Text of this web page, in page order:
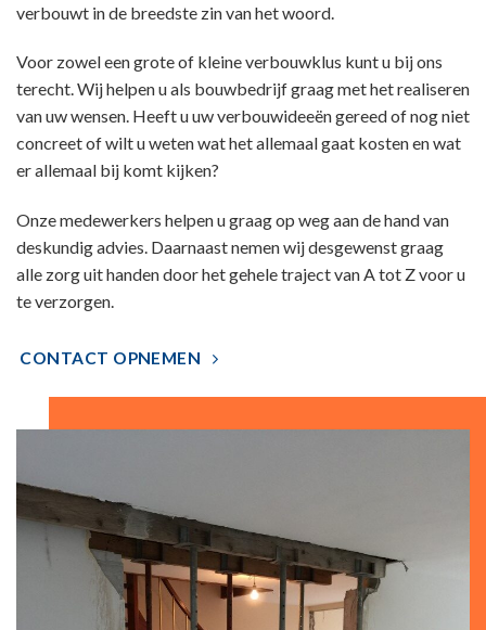
verbouwt in de breedste zin van het woord.
Voor zowel een grote of kleine verbouwklus kunt u bij ons
terecht. Wij helpen u als bouwbedrijf graag met het realiseren
van uw wensen. Heeft u uw verbouwideeën gereed of nog niet
concreet of wilt u weten wat het allemaal gaat kosten en wat
er allemaal bij komt kijken?
Onze medewerkers helpen u graag op weg aan de hand van
deskundig advies. Daarnaast nemen wij desgewenst graag
alle zorg uit handen door het gehele traject van A tot Z voor u
te verzorgen.
CONTACT OPNEMEN